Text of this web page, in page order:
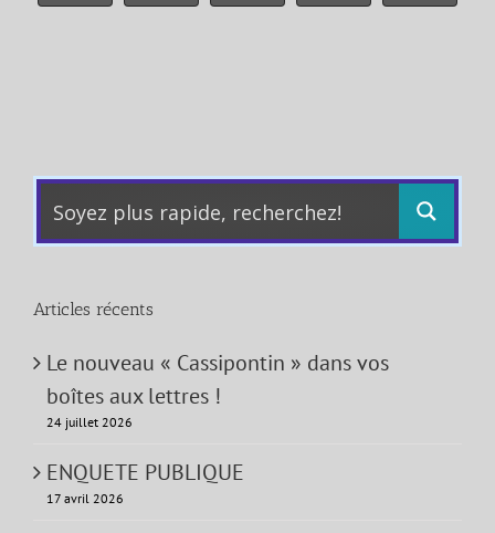
Articles récents
Le nouveau « Cassipontin » dans vos
boîtes aux lettres !
24 juillet 2026
ENQUETE PUBLIQUE
17 avril 2026